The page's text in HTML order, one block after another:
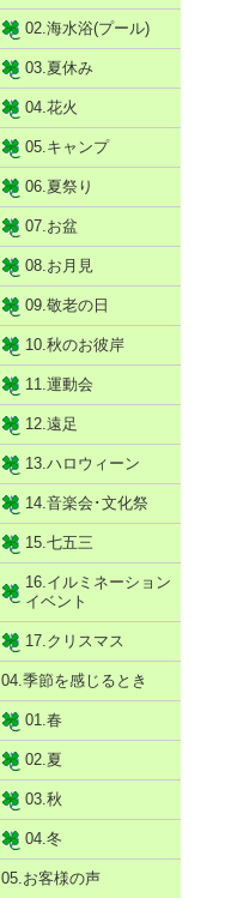
02.海水浴(プール)
03.夏休み
04.花火
05.キャンプ
06.夏祭り
07.お盆
08.お月見
09.敬老の日
10.秋のお彼岸
11.運動会
12.遠足
13.ハロウィーン
14.音楽会･文化祭
15.七五三
16.イルミネーション
イベント
17.クリスマス
04.季節を感じるとき
01.春
02.夏
03.秋
04.冬
05.お客様の声